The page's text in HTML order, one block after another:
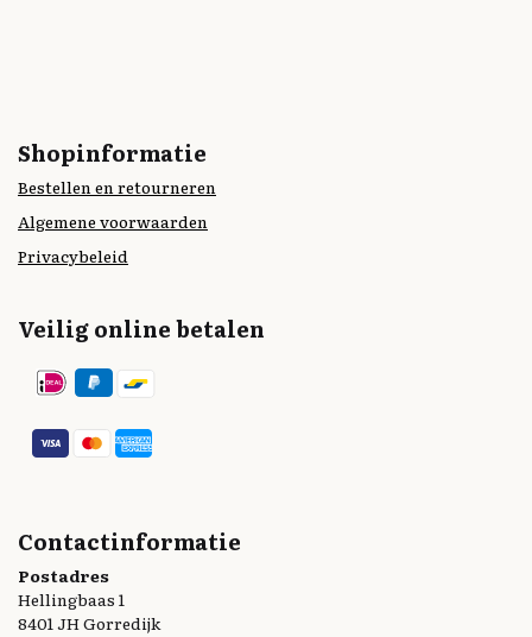
Shopinformatie
Bestellen en retourneren
Algemene voorwaarden
Privacybeleid
Veilig online betalen
Contactinformatie
Postadres
Hellingbaas 1
8401 JH Gorredijk